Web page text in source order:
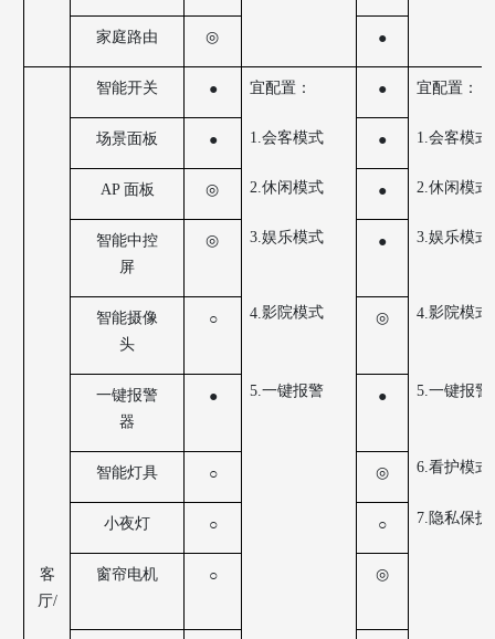
家庭路由 ◎ ●
智能开关 ● 宜配置： ● 宜配置：
场景面板 ● 1.会客模式 ● 1.会客模式
AP 面板 ◎ 2.休闲模式 ● 2.休闲模式
智能中控
屏
◎ 3.娱乐模式 ● 3.娱乐模式
智能摄像
头
○ 4.影院模式 ◎ 4.影院模式
一键报警
器
● 5.一键报警 ● 5.一键报警
智能灯具 ○ ◎ 6.看护模式
小夜灯 ○ ○ 7.隐私保护
客
厅/
窗帘电机 ○ ◎